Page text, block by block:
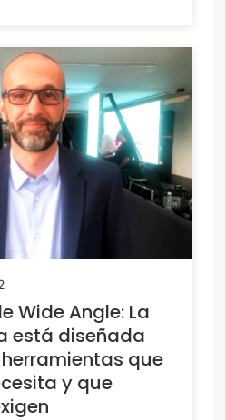
Wide Angle: La
está diseñada
que
y que